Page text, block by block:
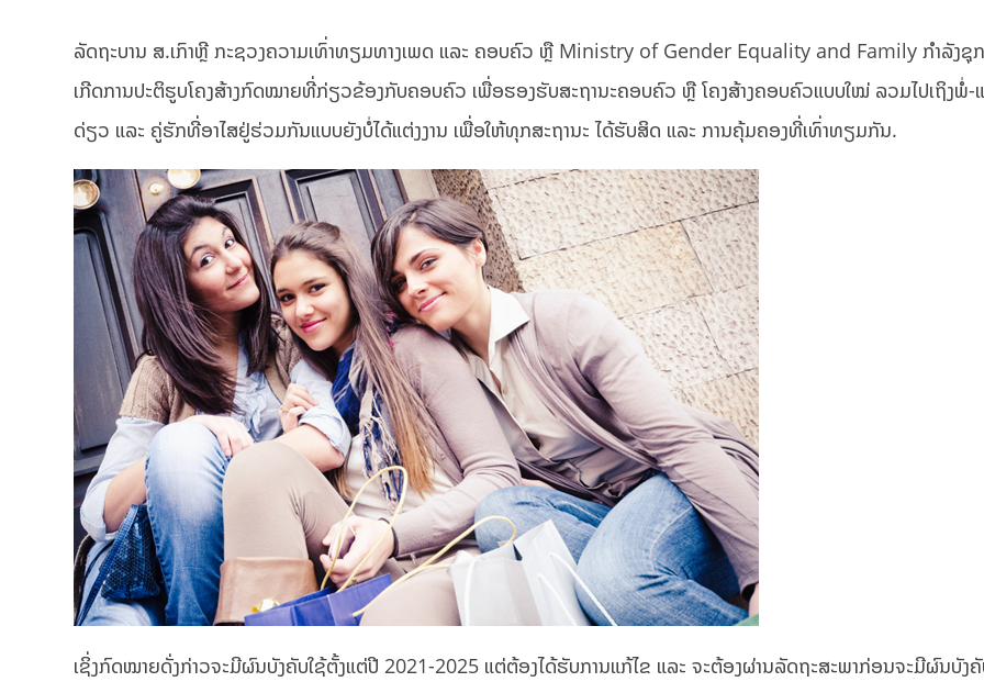
ລັດຖະບານ ສ.​ເກົາຫຼີ ກະຊວງຄວາມເທົ່າທຽມທາງເພດ ແລະ ຄອບຄົວ ຫຼື Ministry of Gender Equality and Family ກຳລັງຊຸ
ເກີດການປະຕິຮູບໂຄງສ້າງກົດໝາຍທີ່ກ່ຽວຂ້ອງກັບຄອບຄົວ ເພື່ອຮອງຮັບສະຖານະຄອບຄົວ ຫຼື ໂຄງສ້າງຄອບຄົວແບບໃໝ່ ລວມໄປເຖິງພໍ່-
ດ່ຽວ ແລະ ຄູ່ຮັກທີ່ອາໄສຢູ່ຮ່ວມກັນແບບຍັງບໍ່ໄດ້ແຕ່ງງານ ເພື່ອໃຫ້ທຸກສະຖານະ ໄດ້ຮັບສິດ ແລະ ການຄຸ້ມຄອງທີ່ເທົ່າທຽມກັນ.
ເຊິ່ງກົດໝາຍດັ່ງກ່າວຈະມີຜົນບັງຄັບໃຊ້ຕັ້ງແຕ່ປີ 2021-2025 ແຕ່ຕ້ອງໄດ້ຮັບການແກ້ໄຂ ແລະ ຈະຕ້ອງຜ່ານລັດຖະສະພາກ່ອນຈະມີຜົນບັງຄັ